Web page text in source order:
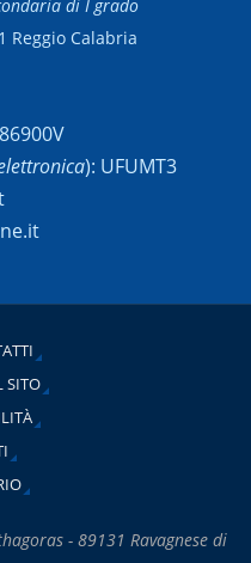
di I grado
Reggio Calabria
): UFUMT3
SITO
- 89131 Ravagnese di